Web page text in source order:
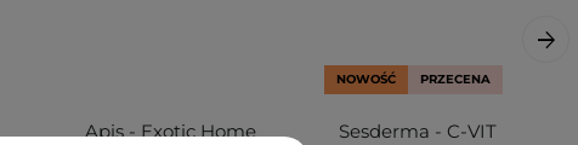
Apis - Exotic Home
NOWOŚĆ PRZECENA
Sesderma - C-VIT